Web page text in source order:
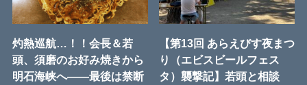
灼熱巡航…！！会長＆若
頭、須磨のお好み焼きから
明石海峡へ――最後は禁断
【第13回 あらえびす夜まつ
り（エビスビールフェス
タ）襲撃記】若頭と相談